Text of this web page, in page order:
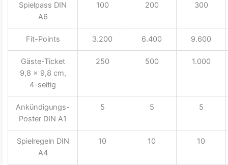
Spielpass DIN
A6
100 200 300
Fit-Points 3.200 6.400 9.600
Gäste-Ticket
9,8 x 9,8 cm,
4-seitig
250 500 1.000
Ankündigungs-
Poster DIN A1
5 5 5
Spielregeln DIN
A4
10 10 10